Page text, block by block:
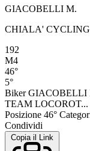
GIACOBELLI M.
CHIALA'
192
M4
46°
5°
Biker GIACOBELLI
TEAM LOCOROT...
Posizione 46°
Condividi
Copia il Link